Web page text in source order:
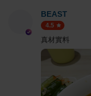
BEAST
4.5
真材實料